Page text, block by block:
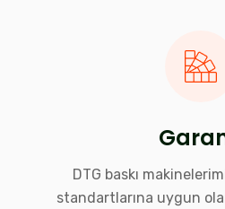
DTG baskı
standartlarına uygun